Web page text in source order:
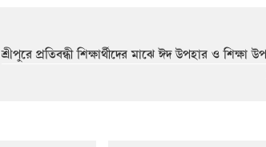
শ্রীপুরে প্রতিবন্ধী শিক্ষার্থীদের মাঝে ঈদ উপহার ও শিক্ষা